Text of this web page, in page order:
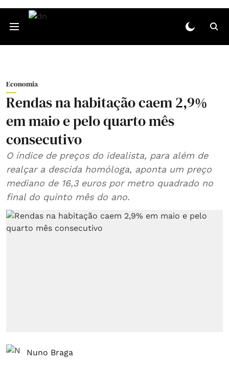
Economia
Rendas na habitação caem 2,9%
em maio e pelo quarto mês
consecutivo
O índice de preços do idealista, para além de
realçar a descida homóloga, aponta um preço
mediano de 16,3 euros por metro quadrado no
final do quinto mês do ano.
Nuno Braga